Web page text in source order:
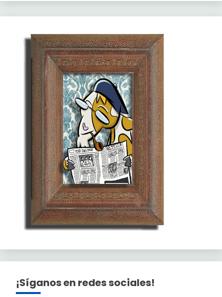
¡Síganos en redes sociales!